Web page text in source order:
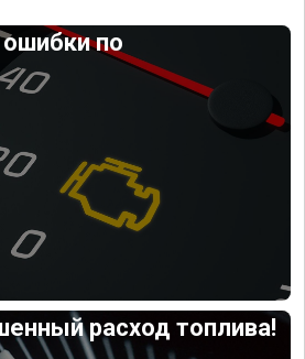
ошибки по
расход топлива!